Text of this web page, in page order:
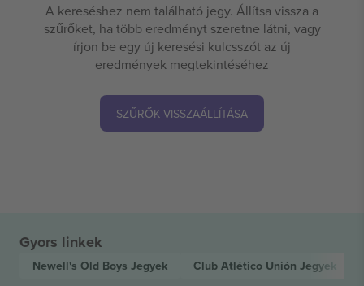
A kereséshez nem található jegy. Állítsa vissza a
szűrőket, ha több eredményt szeretne látni, vagy
írjon be egy új keresési kulcsszót az új
eredmények megtekintéséhez
SZŰRŐK VISSZAÁLLÍTÁSA
Gyors linkek
Newell's Old Boys Jegyek Club Atlético Unión Jegyek